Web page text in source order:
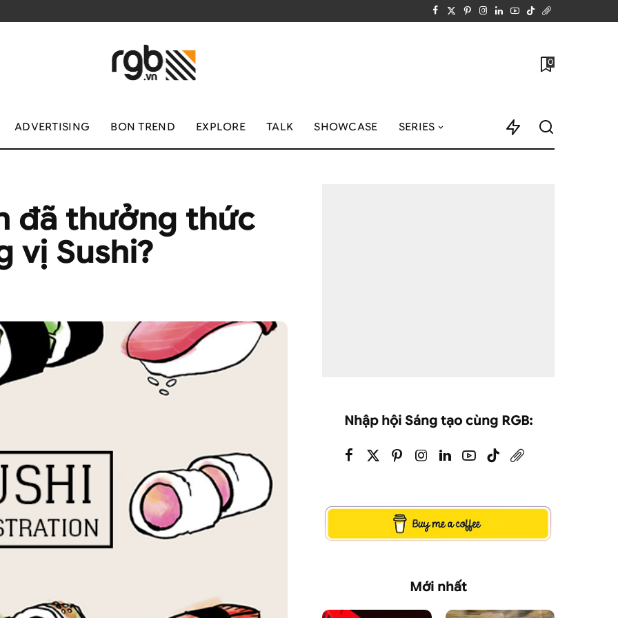
0
ADVERTISING BON TREND EXPLORE TALK SHOWCASE SERIES
đã thưởng thức
vị Sushi?
Nhập hội Sáng tạo cùng RGB:
Mới nhất